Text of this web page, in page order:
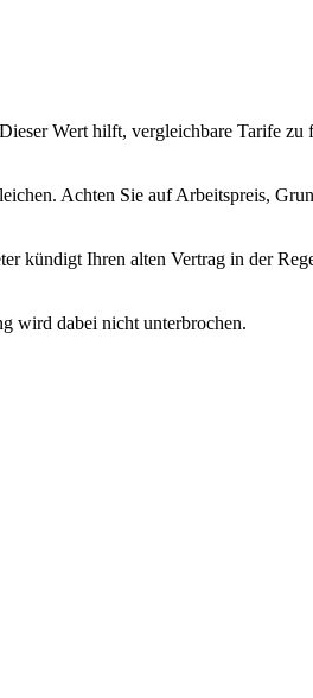
Wert hilft, vergleichbare Tarife zu
Achten Sie auf Arbeitspreis,
kündigt Ihren alten Vertrag in der
wird dabei nicht unterbrochen.